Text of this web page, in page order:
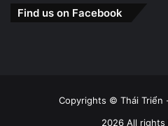
Find us on Facebook
Copyrights © Thái Triển
2026 All rights